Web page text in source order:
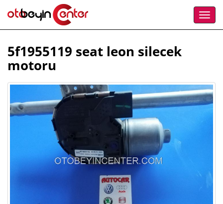
5f1955119 seat leon silecek
motoru